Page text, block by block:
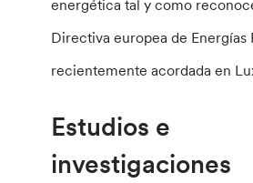
energética tal y como
Directiva europea de Energías
recientemente acordada en
Estudios e
investigaciones